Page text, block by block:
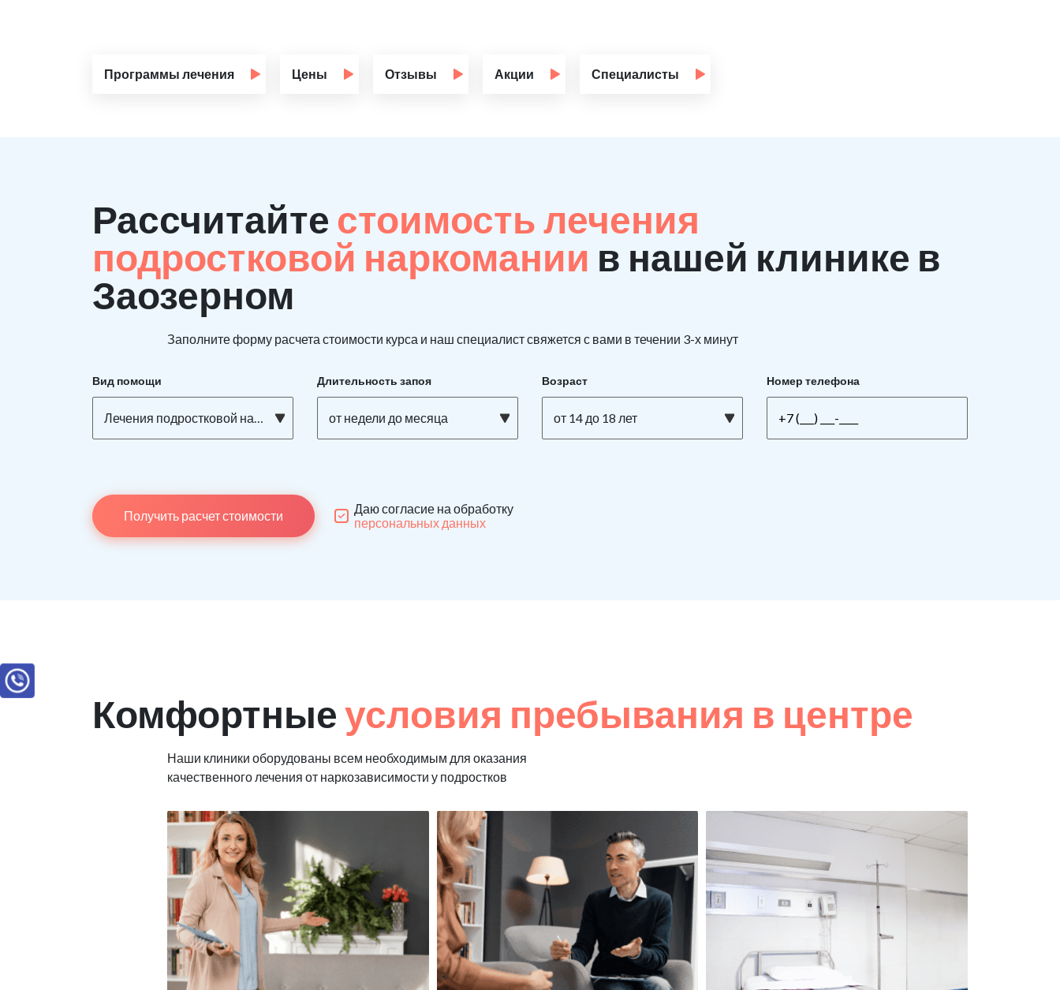
Программы лечения Цены Отзывы Акции Специалисты
Рассчитайте стоимость лечения
подростковой наркомании в нашей клинике в
Заозерном
Заполните форму расчета стоимости курса и наш специалист свяжется с вами в течении 3-х минут
Вид помощи
Лечения подростковой наркомании
Длительность запоя
от недели до месяца
Возраст
от 14 до 18 лет
Номер телефона
Получить расчет стоимости
Даю согласие на обработку
персональных данных
Комфортныеусловия пребывания в центре
Наши клиники оборудованы всем необходимым для оказания
качественного лечения от наркозависимости у подростков